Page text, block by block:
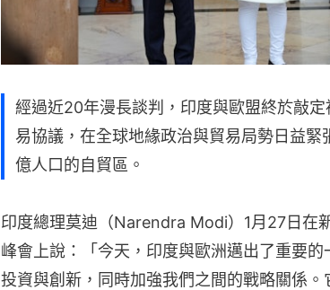
經過近20年漫長談判，印度與歐盟終於敲
易協議，在全球地緣政治與貿易局勢日益
億人口的自貿區。
印度總理莫迪（Narendra Modi）1月27日在
峰會上說：「今天，印度與歐洲邁出了重要
投資與創新，同時加強我們之間的戰略關係